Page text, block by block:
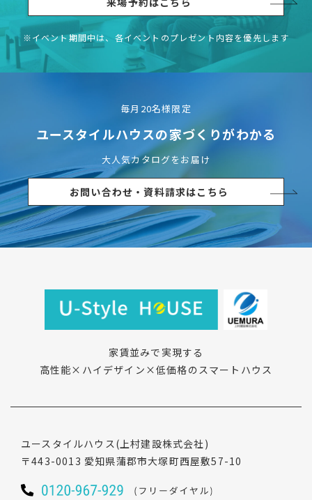
※イベント期間中は、各イベントのプレゼント内容を優先します
毎月20名様限定
ユースタイルハウスの家づくりがわかる
大人気カタログをお届け
お問い合わせ・資料請求はこちら
家賃並みで実現する
高性能×ハイデザイン×低価格のスマートハウス
ユースタイルハウス (上村建設株式会社)
〒443-0013 愛知県蒲郡市大塚町西屋敷57-10